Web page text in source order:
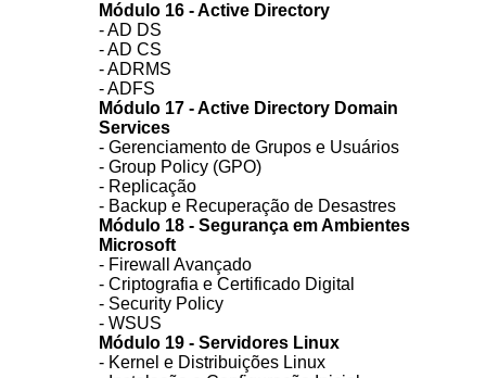
Módulo 16 - Active Directory
- AD DS
- AD CS
- ADRMS
- ADFS
Módulo 17 - Active Directory Domain
Services
- Gerenciamento de Grupos e Usuários
- Group Policy (GPO)
- Replicação
- Backup e Recuperação de Desastres
Módulo 18 - Segurança em Ambientes
Microsoft
- Firewall Avançado
- Criptografia e Certificado Digital
- Security Policy
- WSUS
Módulo 19 - Servidores Linux
- Kernel e Distribuições Linux